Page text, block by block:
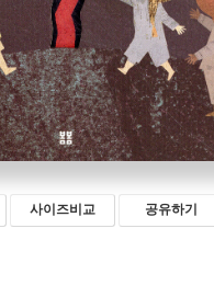
사이즈비교 공유하기